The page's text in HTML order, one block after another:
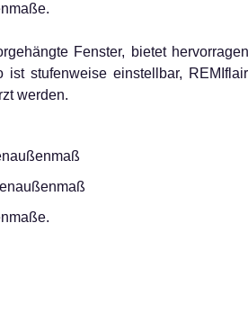
Fenster, bietet
ist stufenweise einstellbar,
werden.